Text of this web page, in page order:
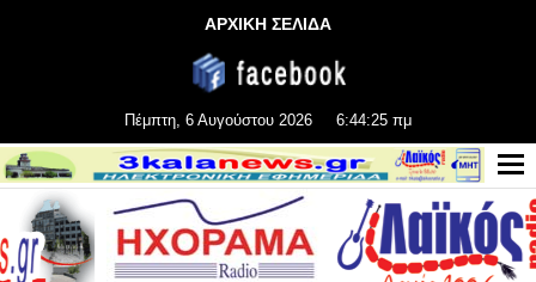
ΑΡΧΙΚΗ ΣΕΛΙΔΑ
Πέμπτη, 6 Αυγούστου 2026 6:44:25 πμ